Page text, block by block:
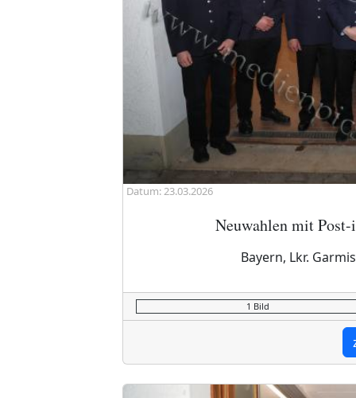
Datum: 23.03.2026
Neuwahlen mit
Bayern, Lkr.
1 Bild